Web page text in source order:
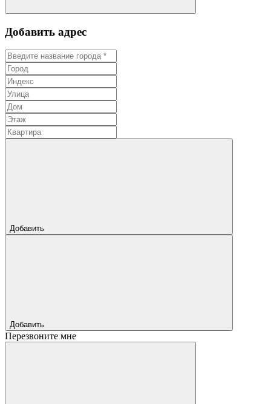
Добавить адрес
Добавить
Добавить
Перезвоните мне